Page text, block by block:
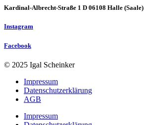
Kardinal-Albrecht-Straße 1 D 06108 Halle (Saale)
Instagram
Facebook
© 2025 Igal Scheinker
Impressum
Datenschutzerklärung
AGB
Impressum